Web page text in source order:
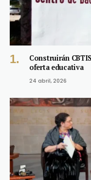
Construirán
oferta educativa
24 abril, 2026